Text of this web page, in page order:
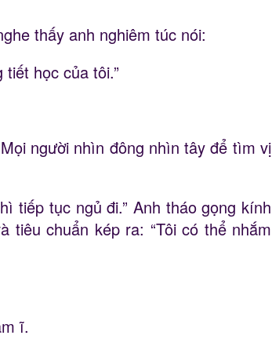
thấy anh nghiêm túc nói:
học của tôi.”
người nhìn đông nhìn tây để tìm vị
tiếp tục ngủ đi.” Anh tháo gọng kính
tiêu chuẩn kép ra: “Tôi có thể nhắm
ĩ.